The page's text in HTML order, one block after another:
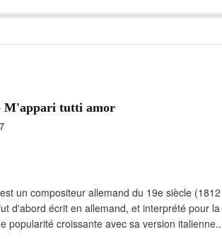
M'appari tutti amor
un compositeur allemand du 19e siècle
d'abord écrit en allemand, et interprété pour
popularité croissante avec sa version